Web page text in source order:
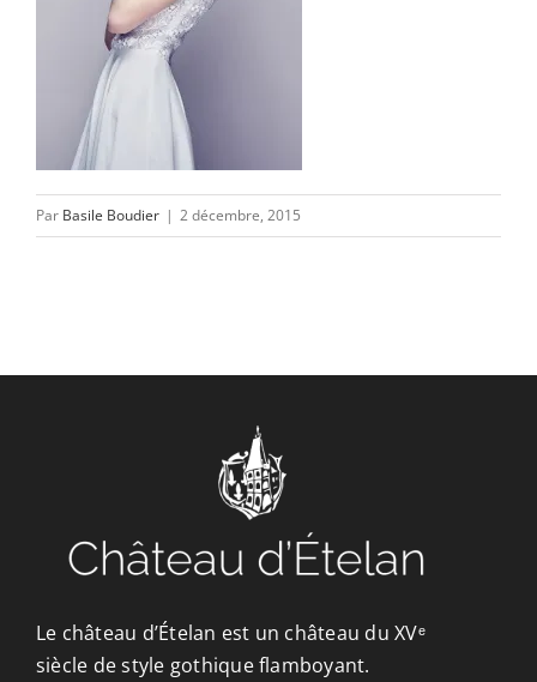
CONTACT/ACCÈS
Par Basile Boudier | 2 décembre, 2015
Le château d’Ételan est un château du XVᵉ
siècle de style gothique flamboyant.